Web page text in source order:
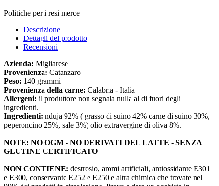
Politiche per i resi merce
Descrizione
Dettagli del prodotto
Recensioni
Azienda: Migliarese
Provenienza: Catanzaro
Peso: 140 grammi
Provenienza della carne: Calabria - Italia
Allergeni: il produttore non segnala nulla al di fuori degli
ingredienti.
Ingredienti: nduja 92% ( grasso di suino 42% carne di suino 30%,
peperoncino 25%, sale 3%) olio extravergine di oliva 8%.
NOTE: NO OGM - NO DERIVATI DEL LATTE - SENZA
GLUTINE CERTIFICATO
NON CONTIENE: destrosio, aromi artificiali, antiossidante E301
e E300, conservante E252 e E250 e altra chimica che trovate nel